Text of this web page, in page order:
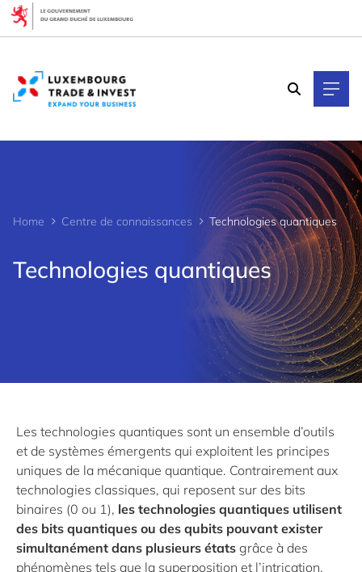
Home Centre de connaissances Technologies quantiques
Technologies quantiques
Les technologies quantiques sont un ensemble d’outils
et de systèmes émergents qui exploitent les principes
uniques de la mécanique quantique. Contrairement aux
technologies classiques, qui reposent sur des bits
binaires (0 ou 1), les technologies quantiques utilisent
des bits quantiques ou des qubits pouvant exister
simultanément dans plusieurs états grâce à des
phénomènes tels que la superposition et l’intrication.
Cookies management panel